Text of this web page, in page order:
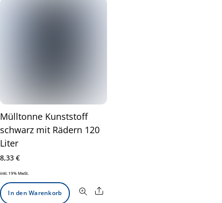
Mülltonne Kunststoff
schwarz mit Rädern 120
Liter
8,33 €
inkl. 19% MwSt.
In den Warenkorb Share